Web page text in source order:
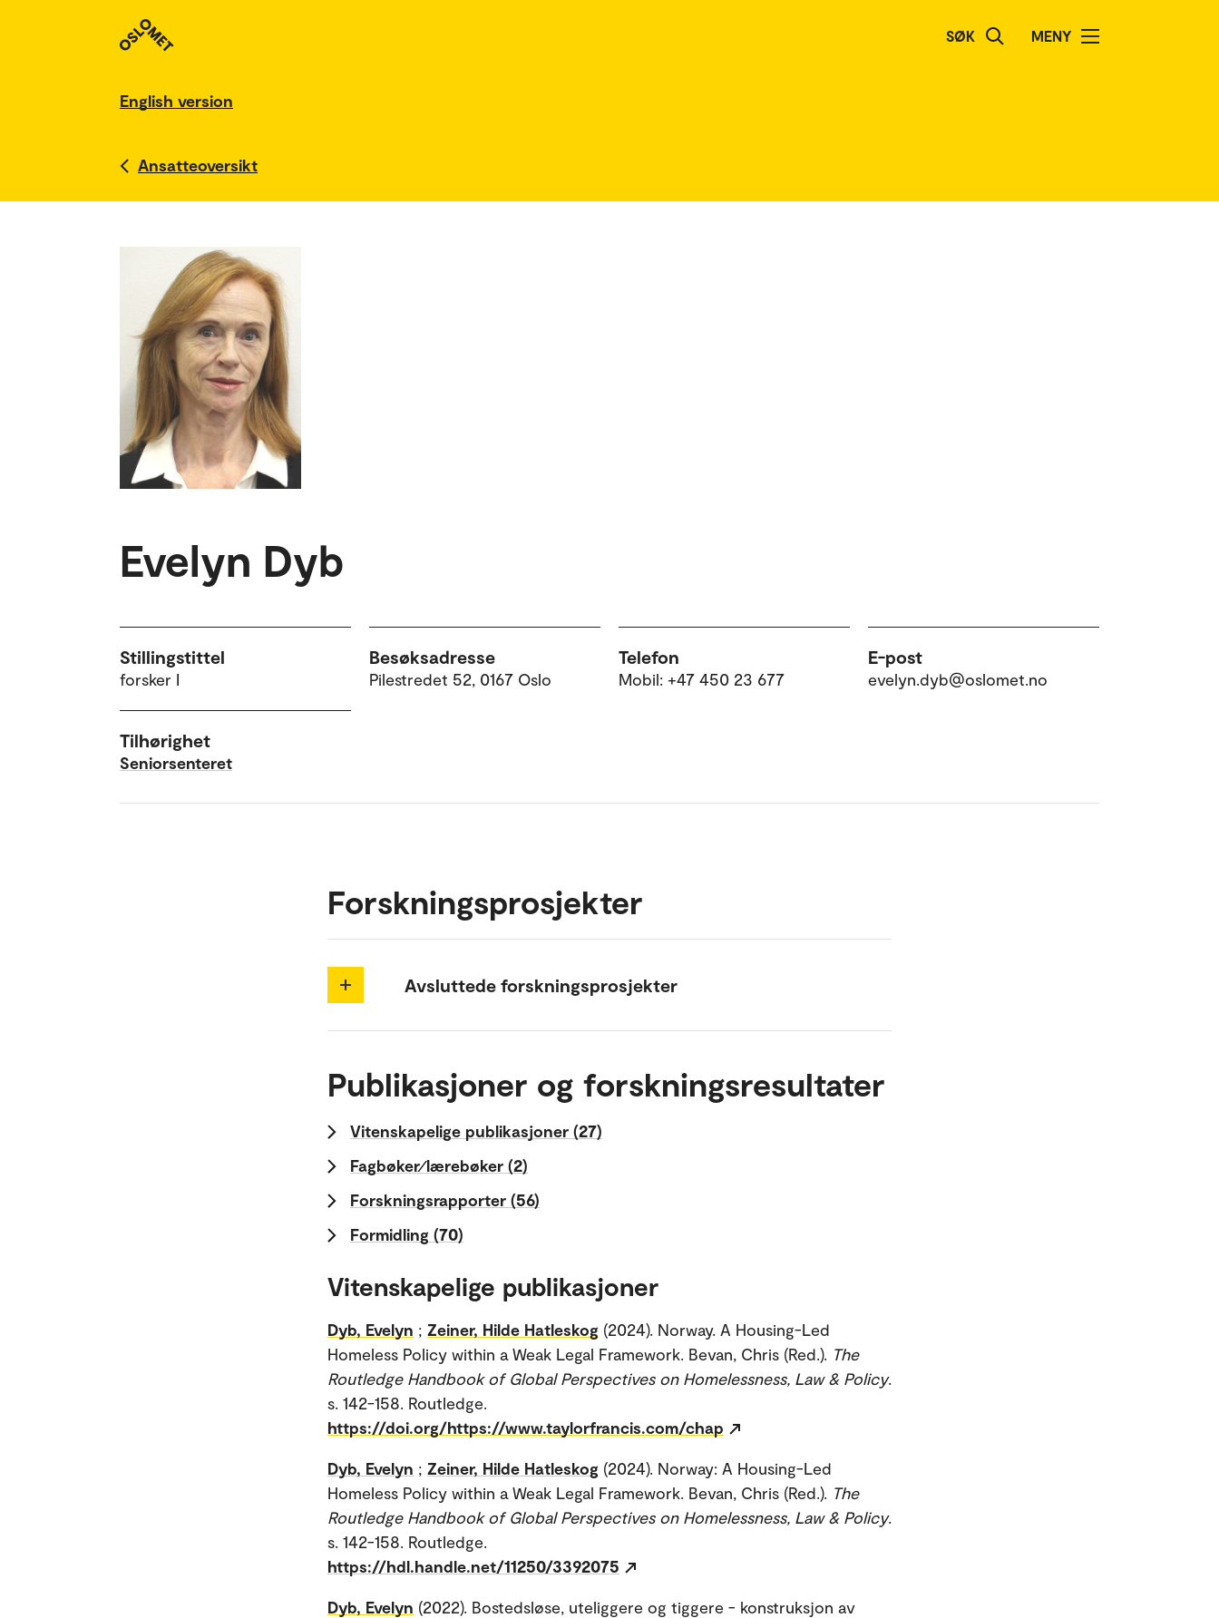
SØK MENY
English version
Ansatteoversikt
Evelyn Dyb
Stillingstittel
forsker I
Besøksadresse
Pilestredet 52, 0167 Oslo
Telefon
Mobil: +47 450 23 677
E-post
evelyn.dyb@oslomet.no
Tilhørighet
Seniorsenteret
Forskningsprosjekter
Avsluttede forskningsprosjekter
Publikasjoner og forskningsresultater
Vitenskapelige publikasjoner (27)
Fagbøker⁄lærebøker (2)
Forskningsrapporter (56)
Formidling (70)
Vitenskapelige publikasjoner
Dyb, Evelyn ; Zeiner, Hilde Hatleskog (2024). Norway. A Housing-Led
Homeless Policy within a Weak Legal Framework. Bevan, Chris (Red.). The
Routledge Handbook of Global Perspectives on Homelessness, Law & Policy.
s. 142-158. Routledge.
https://doi.org/https://www.taylorfrancis.com/chap
Dyb, Evelyn ; Zeiner, Hilde Hatleskog (2024). Norway: A Housing-Led
Homeless Policy within a Weak Legal Framework. Bevan, Chris (Red.). The
Routledge Handbook of Global Perspectives on Homelessness, Law & Policy.
s. 142-158. Routledge.
https://hdl.handle.net/11250/3392075
Dyb, Evelyn (2022). Bostedsløse, uteliggere og tiggere - konstruksjon av